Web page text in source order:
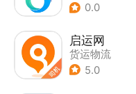
0.0
启运网
货运物流
5.0